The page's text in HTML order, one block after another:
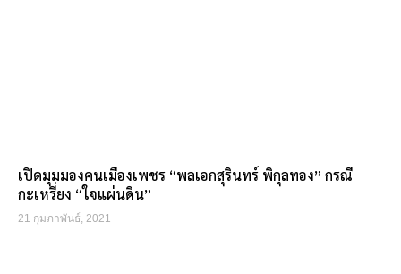
เปิดมุมมองคนเมืองเพชร “พลเอกสุรินทร์ พิกุลทอง” กรณี
กะเหรี่ยง “ใจแผ่นดิน”
21 กุมภาพันธ์, 2021